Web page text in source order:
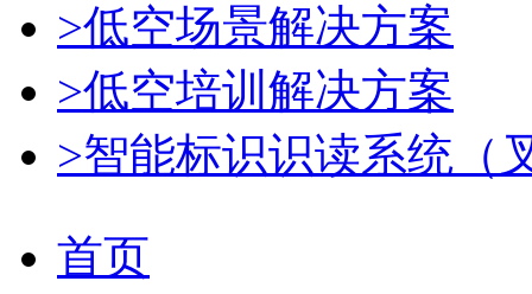
>低空场景解决方案
>低空培训解决方案
>智能标识识读系统（
首页